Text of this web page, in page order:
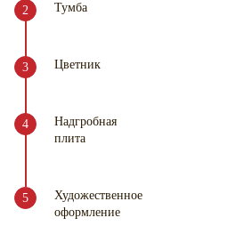
Тумба
Цветник
Надгробная
плита
Художественное
оформление